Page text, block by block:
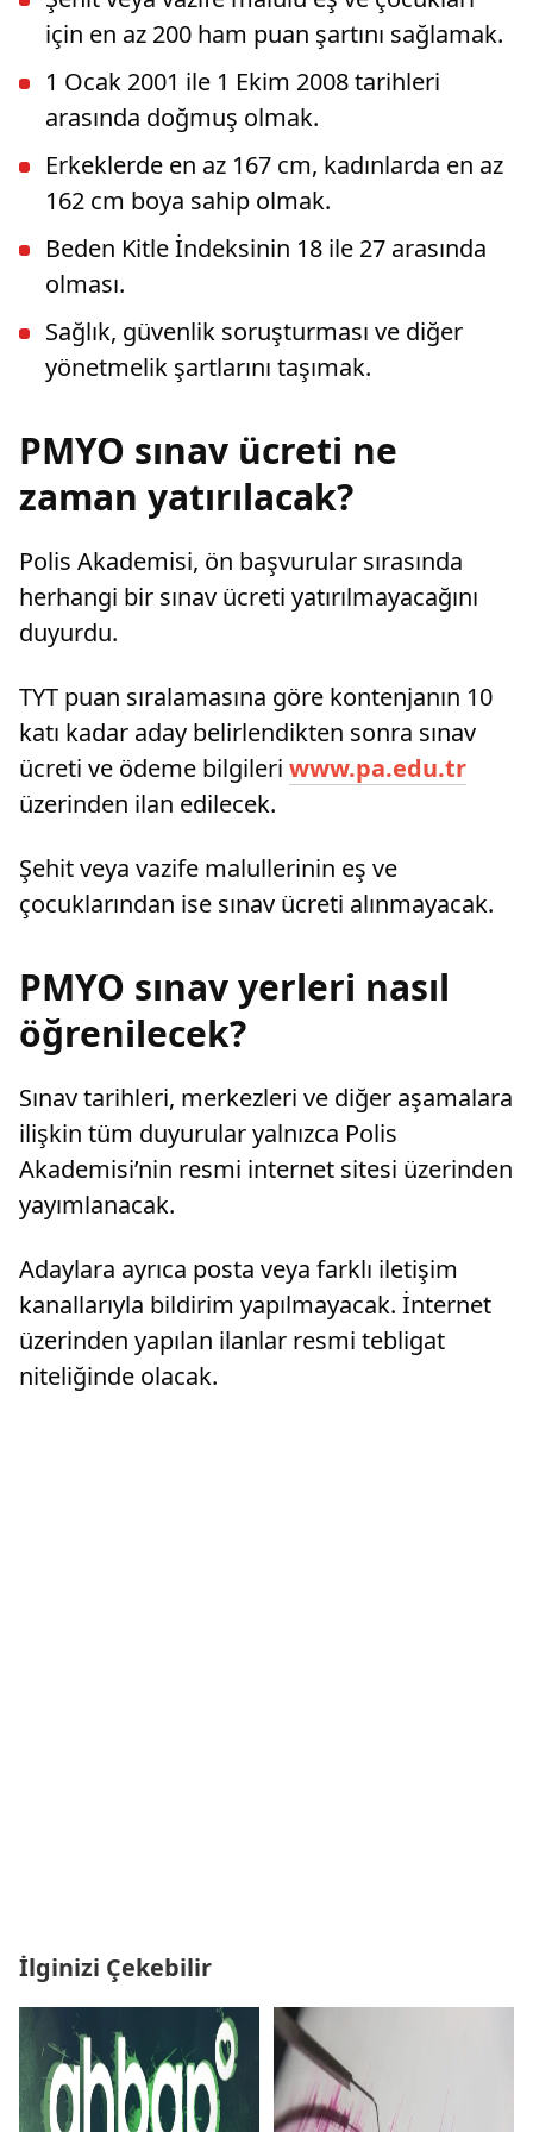
için en az 200 ham puan şartını sağlamak.
1 Ocak 2001 ile 1 Ekim 2008 tarihleri
arasında doğmuş olmak.
Erkeklerde en az 167 cm, kadınlarda en az
162 cm boya sahip olmak.
Beden Kitle İndeksinin 18 ile 27 arasında
olması.
Sağlık, güvenlik soruşturması ve diğer
yönetmelik şartlarını taşımak.
PMYO sınav ücreti ne
zaman yatırılacak?
Polis Akademisi, ön başvurular sırasında
herhangi bir sınav ücreti yatırılmayacağını
duyurdu.
TYT puan sıralamasına göre kontenjanın 10
katı kadar aday belirlendikten sonra sınav
ücreti ve ödeme bilgileri www.pa.edu.tr
üzerinden ilan edilecek.
Şehit veya vazife malullerinin eş ve
çocuklarından ise sınav ücreti alınmayacak.
PMYO sınav yerleri nasıl
öğrenilecek?
Sınav tarihleri, merkezleri ve diğer aşamalara
ilişkin tüm duyurular yalnızca Polis
Akademisi’nin resmi internet sitesi üzerinden
yayımlanacak.
Adaylara ayrıca posta veya farklı iletişim
kanallarıyla bildirim yapılmayacak. İnternet
üzerinden yapılan ilanlar resmi tebligat
niteliğinde olacak.
İlginizi Çekebilir